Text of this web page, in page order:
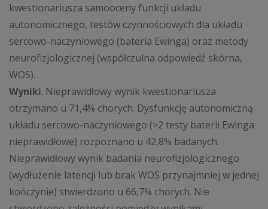
kwestionariusza samooceny funkcji układu
autonomicznego, testów czynnościowych dla układu
sercowo-naczyniowego (bateria Ewinga) oraz metody
neurofizjologicznej (współczulna odpowiedź skórna,
WOS).
Wyniki. Nieprawidłowy wynik kwestionariusza
otrzymano u 71,4% chorych. Dysfunkcję autonomiczną
układu sercowo-naczyniowego (>2 testy baterii Ewinga
nieprawidłowe) rozpoznano u 42,8% badanych.
Nieprawidłowy wynik badania neurofizjologicznego
(wydłużenie latencji lub brak WOS przynajmniej w jednej
kończynie) stwierdzono u 66,7% chorych. Nie